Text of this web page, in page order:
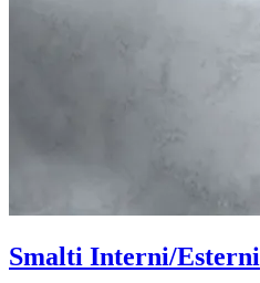
Smalti Interni/Esterni